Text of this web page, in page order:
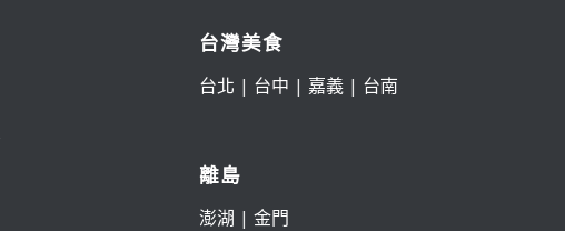
台灣美食
台北 | 台中 | 嘉義 | 台南
離島
澎湖 |金門